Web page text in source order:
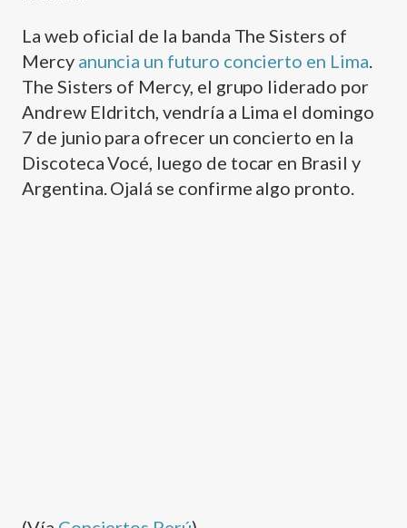
La web oficial de la banda The Sisters of
Mercy anuncia un futuro concierto en Lima
The Sisters of Mercy, el grupo liderado por
Andrew Eldritch, vendrí­a a Lima el domingo
7 de junio para ofrecer un concierto en la
Discoteca Vocé, luego de tocar en Brasil y
Argentina. Ojalá se confirme algo pronto.